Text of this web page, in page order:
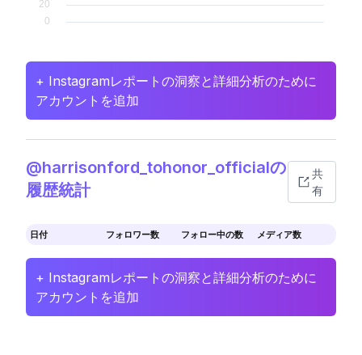
+ Instagramレポートの洞察と詳細分析のために
アカウントを追加
@harrisonford_tohonor_officialの
履歴統計
共
有
日付 フォロワー数 フォロー中の数 メディア数
+ Instagramレポートの洞察と詳細分析のために
アカウントを追加